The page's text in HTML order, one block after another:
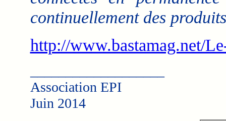
continuellement des
http://www.bastamag.net/
Association EPI
Juin 2014